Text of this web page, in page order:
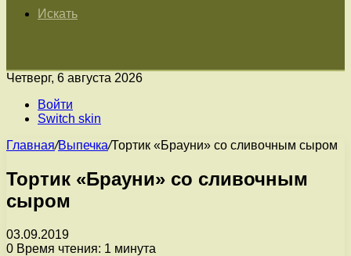
Искать
Четверг, 6 августа 2026
Войти
Switch skin
Главная/Выпечка/Тортик «Брауни» со сливочным сыром
Тортик «Брауни» со сливочным
сыром
03.09.2019
0 Время чтения: 1 минута